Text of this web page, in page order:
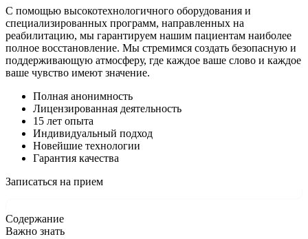
С помощью высокотехнологичного оборудования и
специализированных программ, направленных на
реабилитацию, мы гарантируем нашим пациентам наиболее
полное восстановление. Мы стремимся создать безопасную и
поддерживающую атмосферу, где каждое ваше слово и каждое
ваше чувство имеют значение.
Полная анонимность
Лицензированная деятельность
15 лет опыта
Индивидуальный подход
Новейшие технологии
Гарантия качества
Записаться на прием
Содержание
Важно знать